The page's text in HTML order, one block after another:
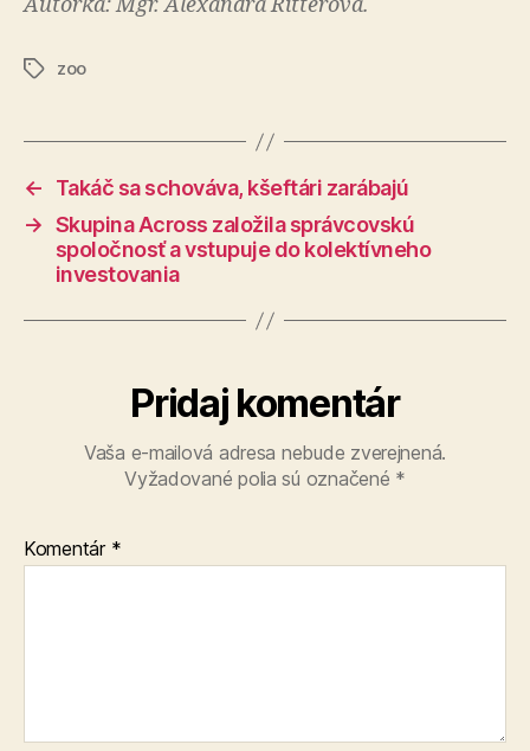
Značky
zoo
←
Takáč sa schováva, kšeftári zarábajú
→ Skupina Across založila správcovskú
spoločnosť a vstupuje do kolektívneho
investovania
Pridaj komentár
Vaša e-mailová adresa nebude zverejnená.
Vyžadované polia sú označené *
Komentár *